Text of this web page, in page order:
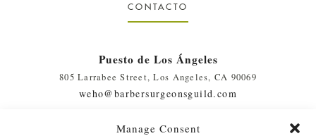
Manage Consent
CONTACTO
Puesto de Los Ángeles
805 Larrabee Street, Los Angeles, CA 90069
weho@barbersurgeonsguild.com